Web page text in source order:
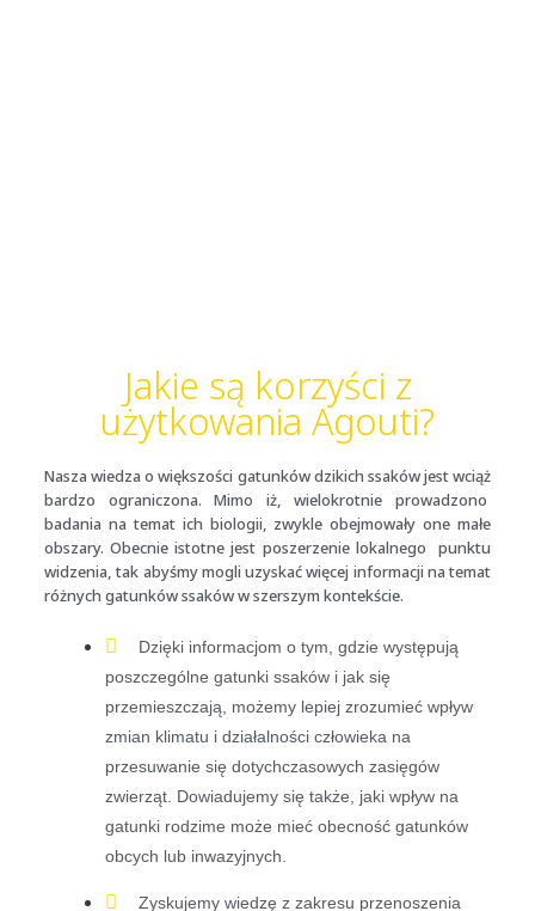
Jakie są korzyści z
użytkowania Agouti?
Nasza wiedza o większości gatunków dzikich ssaków jest wciąż
bardzo ograniczona. Mimo iż, wielokrotnie prowadzono
badania na temat ich biologii, zwykle obejmowały one małe
obszary. Obecnie istotne jest poszerzenie lokalnego punktu
widzenia, tak abyśmy mogli uzyskać więcej informacji na temat
różnych gatunków ssaków w szerszym kontekście.
Dzięki informacjom o tym, gdzie występują
poszczególne gatunki ssaków i jak się
przemieszczają, możemy lepiej zrozumieć wpływ
zmian klimatu i działalności człowieka na
przesuwanie się dotychczasowych zasięgów
zwierząt. Dowiadujemy się także, jaki wpływ na
gatunki rodzime może mieć obecność gatunków
obcych lub inwazyjnych.
Zyskujemy wiedzę z zakresu przenoszenia